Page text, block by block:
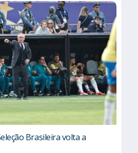
Brasileira volta a